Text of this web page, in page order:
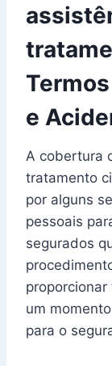
e
A cobertura
tratamento
por alguns
pessoais
segurados
um
para o